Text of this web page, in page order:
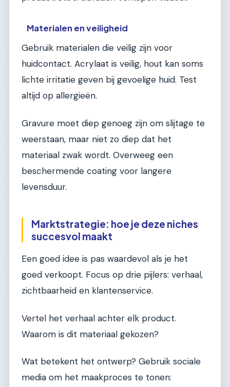
Materialen en veiligheid
Gebruik materialen die veilig zijn voor
huidcontact. Acrylaat is veilig, hout kan soms
lichte irritatie geven bij gevoelige huid. Test
altijd op allergieën.
Gravure moet diep genoeg zijn om slijtage te
weerstaan, maar niet zo diep dat het
materiaal zwak wordt. Overweeg een
beschermende coating voor langere
levensduur.
Marktstrategie: hoe je deze niches
succesvol maakt
Een goed idee is pas waardevol als je het
goed verkoopt. Focus op drie pijlers: verhaal,
zichtbaarheid en klantenservice.
Vertel het verhaal achter elk product.
Waarom is dit materiaal gekozen?
Wat betekent het ontwerp? Gebruik sociale
media om het maakproces te tonen: